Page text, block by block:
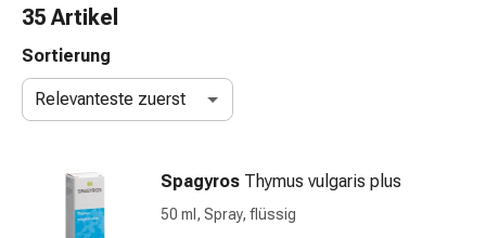
Schnupfen
Wund-
Elastische
Wundbinden
35 Artikel
Sortierung
Relevanteste zuerst
Spagyros Thymus vulgaris plus
50 ml, Spray, flüssig